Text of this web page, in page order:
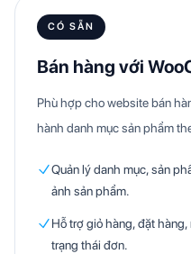
CÓ SẴN
Bán hàng với
Phù hợp cho website bán
hành danh mục sản phẩm
Quản lý danh mục, sản
ảnh sản phẩm.
Hỗ trợ giỏ hàng, đặt
trạng thái đơn.